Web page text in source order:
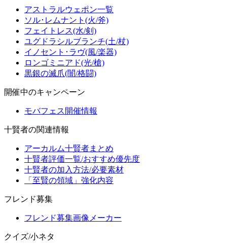
アストラルウェポン一覧
ソル･レムナント(火/斧)
フェイトレス(水/剣)
ユグドラシルブランチ(土/杖)
イノセント･ラヴ(風/楽器)
ロンゴミニアド(光/槍)
黒銀の滅爪(闇/格闘)
開催中のキャンペーン
モバフェス開催情報
十賢者の関連情報
アーカルム十賢者まとめ
十賢者評価一覧/おすすめ優先度
十賢者の加入方法/必要素材
「至賢の領域」強化内容
フレンド募集
フレンド募集画像メーカー
クイズ/小ネタ